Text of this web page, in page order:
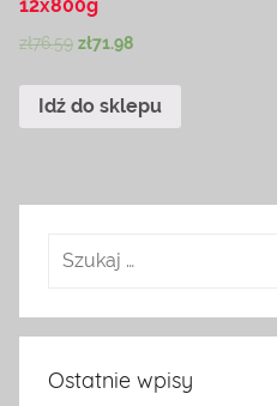
12x800g
zł76.59 zł71.98
Idź do sklepu
Ostatnie wpisy